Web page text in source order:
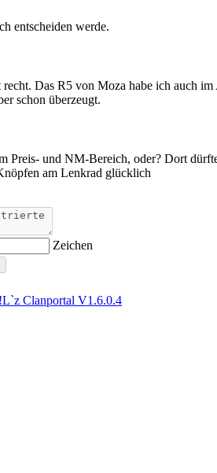
entscheiden werde.
Das R5 von Moza habe ich auch
schon überzeugt.
Preis- und NM-Bereich, oder? Dort
am Lenkrad glücklich
Zeichen
Clanportal V1.6.0.4